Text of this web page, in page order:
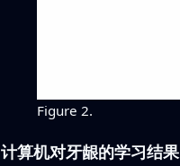
Figure 2.
计算机对牙龈的学习结果